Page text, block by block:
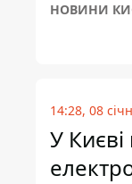
НОВИНИ
14:28, 08
У